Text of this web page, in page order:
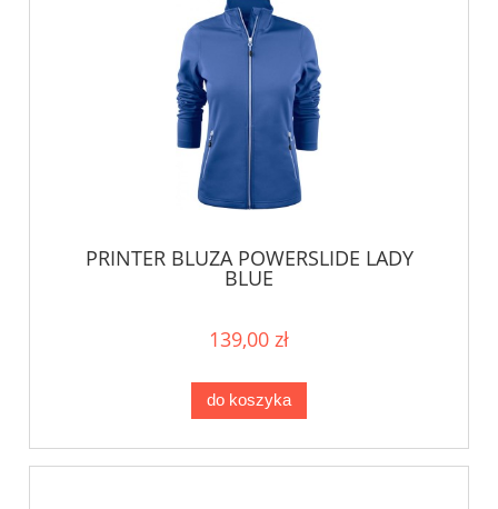
PRINTER BLUZA POWERSLIDE LADY
BLUE
139,00 zł
do koszyka